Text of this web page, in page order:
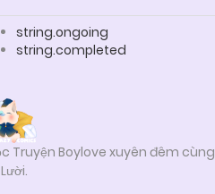
string.ongoing
string.completed
Truyện Boylove xuyên đêm cùng
Lười.